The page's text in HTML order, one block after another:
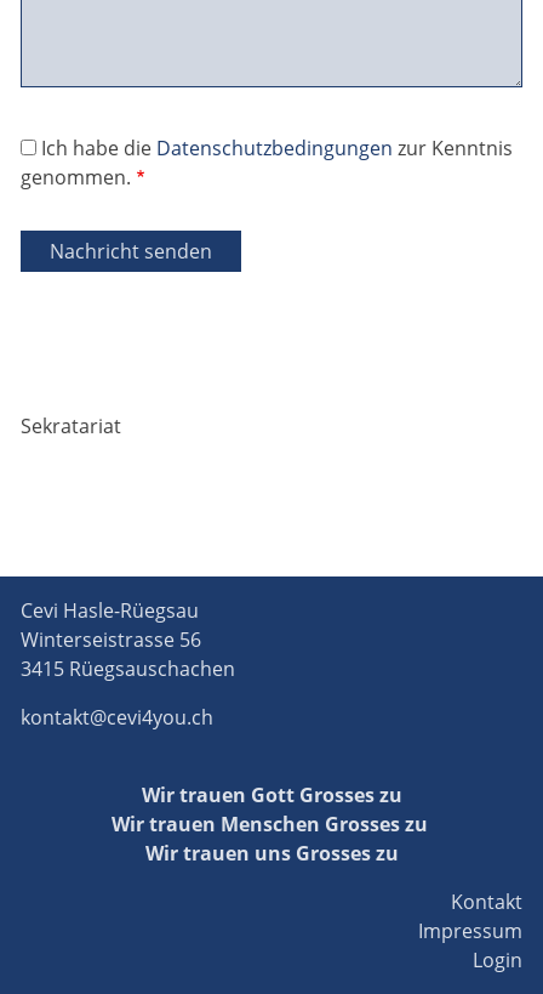
Ich habe die Datenschutzbedingungen zur Kenntnis
genommen.
Nachricht senden
Sekratariat
Cevi Hasle-Rüegsau
Winterseistrasse 56
3415 Rüegsauschachen
kontakt@cevi4you.ch
Wir trauen Gott Grosses zu
Wir trauen Menschen Grosses zu
Wir trauen uns Grosses zu
Kontakt
Impressum
Login